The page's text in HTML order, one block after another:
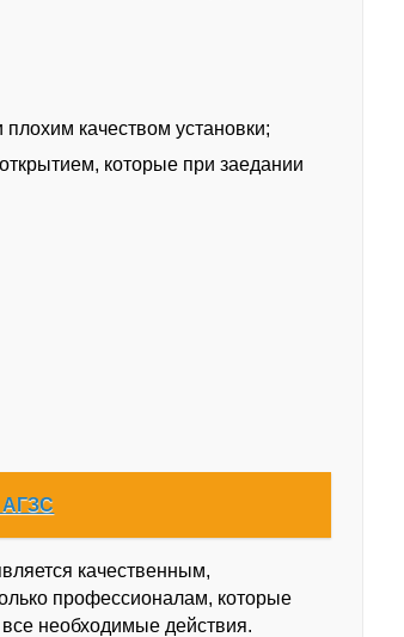
качеством установки;
которые при заедании
АГЗС
качественным,
профессионалам, которые
необходимые действия.